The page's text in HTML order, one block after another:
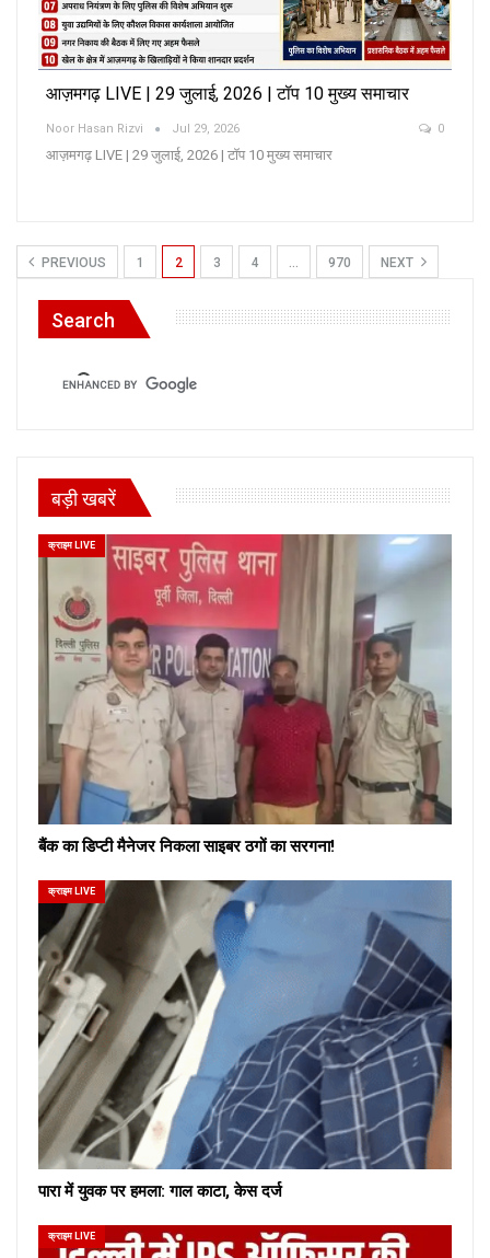
आज़मगढ़ LIVE | 29 जुलाई, 2026 | टॉप 10 मुख्य समाचार
Noor Hasan Rizvi Jul 29, 2026 0
आज़मगढ़ LIVE | 29 जुलाई, 2026 | टॉप 10 मुख्य समाचार
PREVIOUS 1 2 3 4 … 970 NEXT
Search
बड़ी खबरें
क्राइम LIVE
बैंक का डिप्टी मैनेजर निकला साइबर ठगों का सरगना!
क्राइम LIVE
पारा में युवक पर हमला: गाल काटा, केस दर्ज
क्राइम LIVE